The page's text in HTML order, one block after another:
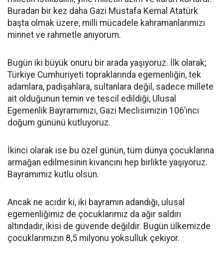
Buradan bir kez daha Gazi Mustafa Kemal Atatürk
başta olmak üzere, milli mücadele kahramanlarımızı
minnet ve rahmetle anıyorum.
Bugün iki büyük onuru bir arada yaşıyoruz. İlk olarak;
Türkiye Cumhuriyeti topraklarında egemenliğin, tek
adamlara, padişahlara, sultanlara değil, sadece millete
ait olduğunun temin ve tescil edildiği, Ulusal
Egemenlik Bayramımızı, Gazi Meclisimizin 106’ıncı
doğum gününü kutluyoruz.
İkinci olarak ise bu özel günün, tüm dünya çocuklarına
armağan edilmesinin kıvancını hep birlikte yaşıyoruz.
Bayramımız kutlu olsun.
Ancak ne acıdır ki, iki bayramın adandığı, ulusal
egemenliğimiz de çocuklarımız da ağır saldırı
altındadır, ikisi de güvende değildir. Bugün ülkemizde
çocuklarımızın 8,5 milyonu yoksulluk çekiyor.